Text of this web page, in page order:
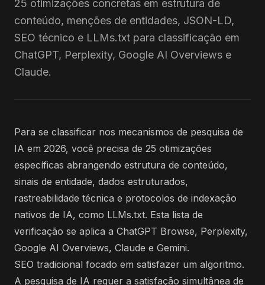
25 otimizações concretas em estrutura de
conteúdo, menções de entidades, JSON-LD,
SEO técnico e LLMs.txt para classificação em
ChatGPT, Perplexity, Google AI Overviews e
Claude.
Para se classificar nos mecanismos de pesquisa de
IA em 2026, você precisa de 25 otimizações
específicas abrangendo estrutura de conteúdo,
sinais de entidade, dados estruturados,
rastreabilidade técnica e protocolos de indexação
nativos de IA, como LLMs.txt. Esta lista de
verificação se aplica a ChatGPT Browse, Perplexity,
Google AI Overviews, Claude e Gemini.
SEO tradicional focado em satisfazer um algoritmo.
A pesquisa de IA requer a satisfação simultânea de